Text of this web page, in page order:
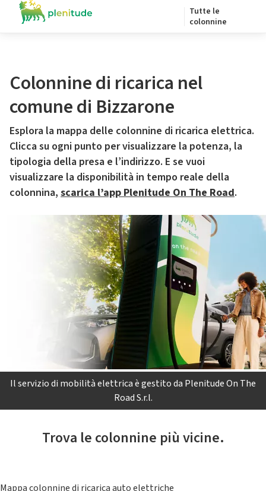
Tutte le
colonnine
Colonnine di ricarica nel
comune di Bizzarone
Esplora la mappa delle colonnine di ricarica elettrica.
Clicca su ogni punto per visualizzare la potenza, la
tipologia della presa e l’indirizzo. E se vuoi
visualizzare la disponibilità in tempo reale della
colonnina, scarica l’app Plenitude On The Road.
Il servizio di mobilità elettrica è gestito da Plenitude On The
Road S.r.l.
Trova le colonnine più vicine.
Mappa colonnine di ricarica auto elettriche